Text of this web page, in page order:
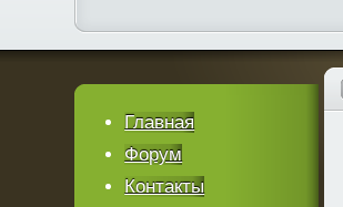
Главная
Форум
Контакты